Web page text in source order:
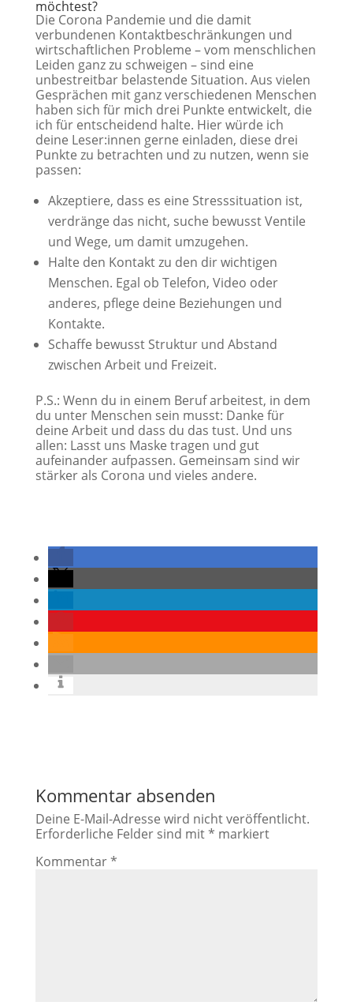
möchtest?
Die Corona Pandemie und die damit
verbundenen Kontaktbeschränkungen und
wirtschaftlichen Probleme – vom menschlichen
Leiden ganz zu schweigen – sind eine
unbestreitbar belastende Situation. Aus vielen
Gesprächen mit ganz verschiedenen Menschen
haben sich für mich drei Punkte entwickelt, die
ich für entscheidend halte. Hier würde ich
deine Leser:innen gerne einladen, diese drei
Punkte zu betrachten und zu nutzen, wenn sie
passen:
Akzeptiere, dass es eine Stresssituation ist,
verdränge das nicht, suche bewusst Ventile
und Wege, um damit umzugehen.
Halte den Kontakt zu den dir wichtigen
Menschen. Egal ob Telefon, Video oder
anderes, pflege deine Beziehungen und
Kontakte.
Schaffe bewusst Struktur und Abstand
zwischen Arbeit und Freizeit.
P.S.: Wenn du in einem Beruf arbeitest, in dem
du unter Menschen sein musst: Danke für
deine Arbeit und dass du das tust. Und uns
allen: Lasst uns Maske tragen und gut
aufeinander aufpassen. Gemeinsam sind wir
stärker als Corona und vieles andere.
Kommentar absenden
Deine E-Mail-Adresse wird nicht veröffentlicht.
Erforderliche Felder sind mit* markiert
Kommentar*